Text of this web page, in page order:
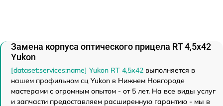
Замена корпуса оптического прицела RT 4,5х42
Yukon
[dataset:services:name] Yukon RT 4,5х42 выполняется в
нашем профильном сц Yukon в Нижнем Новгороде
мастерами с огромным опытом - от 5 лет. На все виды услуг
и запчасти предоставляем расширенную гарантию - мы в